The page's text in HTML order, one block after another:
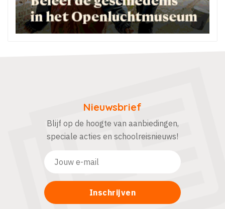
Nieuwsbrief
Blijf op de hoogte van aanbiedingen,
speciale acties en schoolreisnieuws!